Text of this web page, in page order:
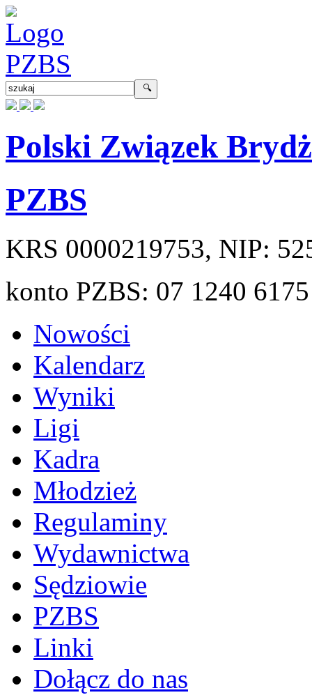
Polski Związek
PZBS
KRS 0000219753, NIP:
konto PZBS: 07 1240
Nowości
Kalendarz
Wyniki
Ligi
Kadra
Młodzież
Regulaminy
Wydawnictwa
Sędziowie
PZBS
Linki
Dołącz do nas